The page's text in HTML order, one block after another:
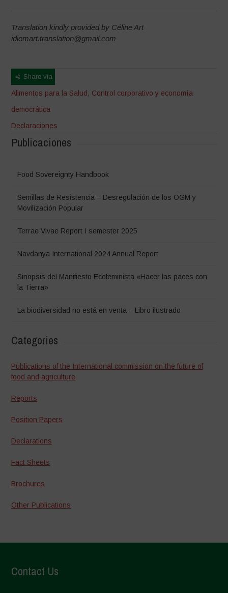
Translation kindly provided by Céline Art
idiomart.translation@gmail.com
Share via
Alimentos para la Salud , Control corporativo y economía
democrática
Declaraciones
Publicaciones
Food Sovereignty Handbook
Semillas de Resistencia – Desregulación de los OGM y
Movilización Popular
Terrae Vivae Report I semester 2025
Navdanya International 2024 Annual Report
Sinopsis del Manifiesto Ecofeminista «Hacer las paces con
la Tierra»
La biodiversidad no está en venta – Libro ilustrado
Categories
Publications of the International commission on the future of
food and agriculture
Reports
Position Papers
Declarations
Fact Sheets
Brochures
Other Publications
Contact Us